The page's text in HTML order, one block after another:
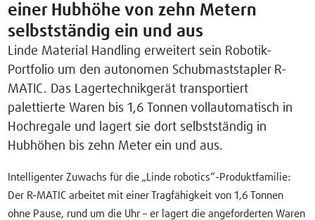
einer Hubhöhe von zehn Metern
selbstständig ein und aus
Linde Material Handling erweitert sein Robotik-
Portfolio um den autonomen Schubmaststapler R-
MATIC. Das Lagertechnikgerät transportiert
palettierte Waren bis 1,6 Tonnen vollautomatisch in
Hochregale und lagert sie dort selbstständig in
Hubhöhen bis zehn Meter ein und aus.
Intelligenter Zuwachs für die „Linde robotics“-Produktfamilie:
Der R-MATIC arbeitet mit einer Tragfähigkeit von 1,6 Tonnen
ohne Pause, rund um die Uhr – er lagert die angeforderten Waren